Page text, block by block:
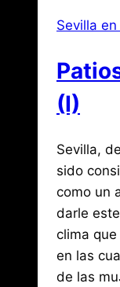
Sevilla
(I)
PorJose
María
de
Mena
abril
29,
2017
3,
2026
Sevilla,
sido
como un
darle
clima
en las
de las